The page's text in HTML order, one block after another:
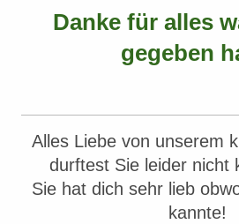
Danke für alles
gegeben
Alles Liebe von unserem
durftest Sie leider nicht
Sie hat dich sehr lieb
kannte!